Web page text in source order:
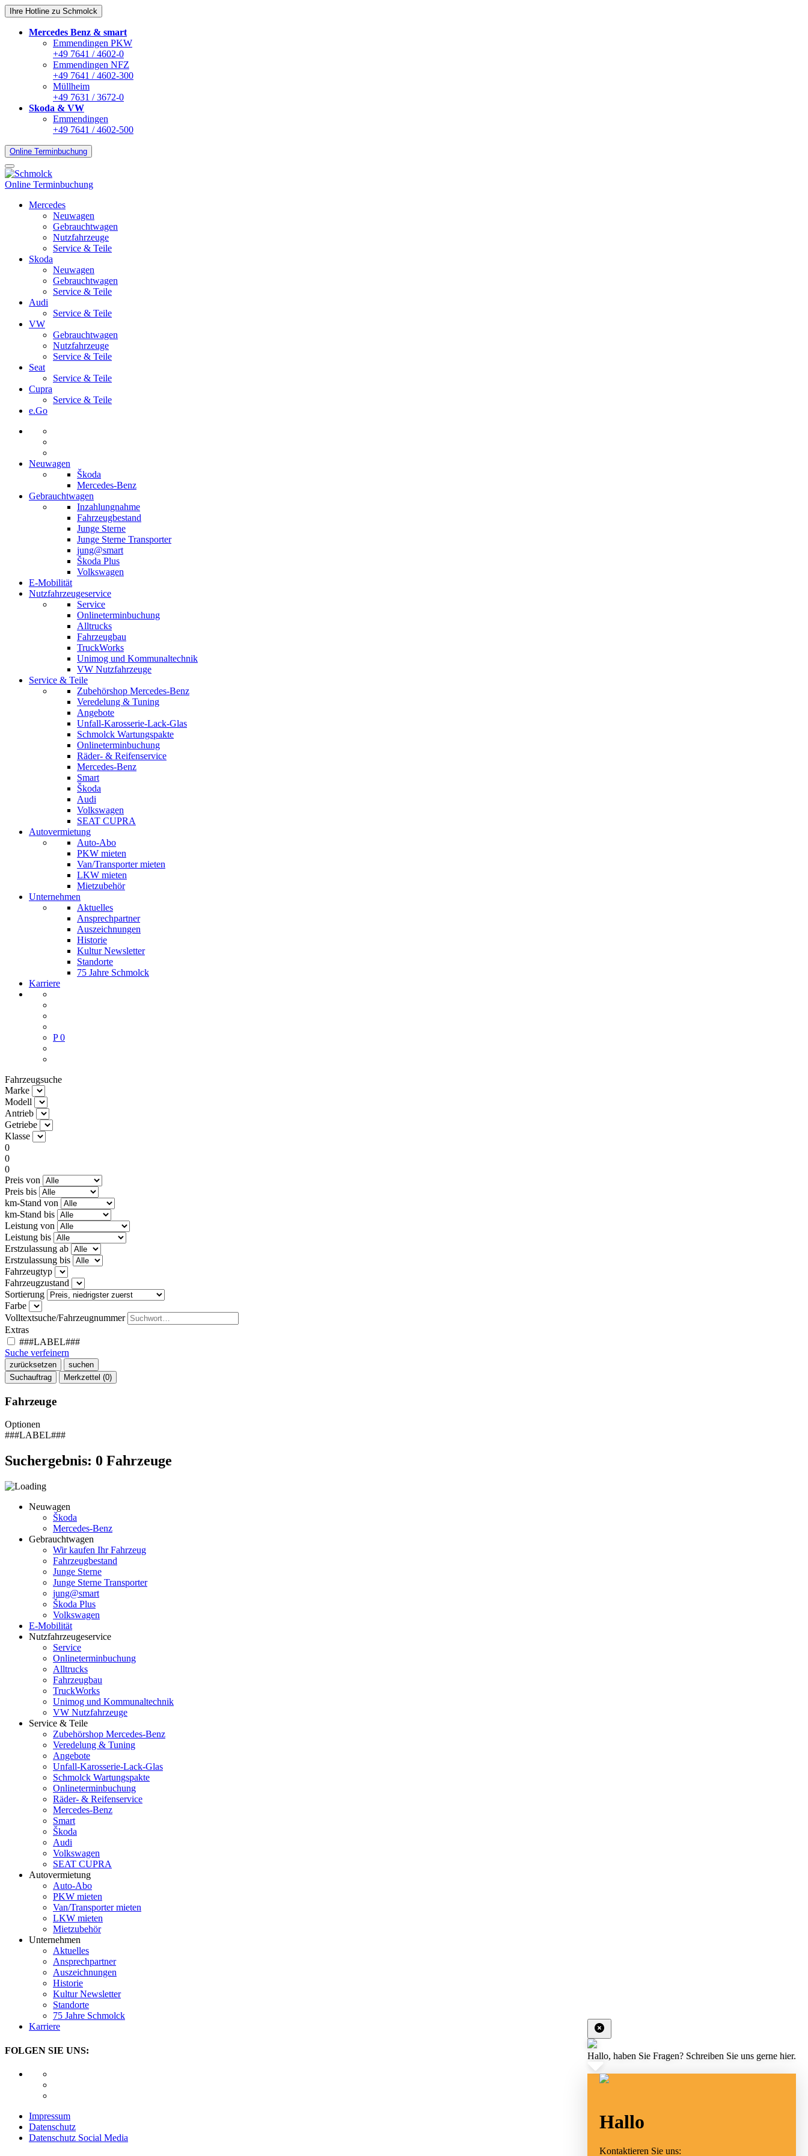
Ihre Hotline zu Schmolck
Mercedes Benz & smart
Emmendingen PKW
+49 7641 / 4602-0
Emmendingen NFZ
+49 7641 / 4602-300
Müllheim
+49 7631 / 3672-0
Skoda & VW
Emmendingen
+49 7641 / 4602-500
Online Terminbuchung
Online Terminbuchung
Mercedes
Neuwagen
Gebrauchtwagen
Nutzfahrzeuge
Service & Teile
Skoda
Neuwagen
Gebrauchtwagen
Service & Teile
Audi
Service & Teile
VW
Gebrauchtwagen
Nutzfahrzeuge
Service & Teile
Seat
Service & Teile
Cupra
Service & Teile
e.Go
Neuwagen
Škoda
Mercedes-Benz
Gebrauchtwagen
Inzahlungnahme
Fahrzeugbestand
Junge Sterne
Junge Sterne Transporter
jung@smart
Škoda Plus
Volkswagen
E-Mobilität
Nutzfahrzeugeservice
Service
Onlineterminbuchung
Alltrucks
Fahrzeugbau
TruckWorks
Unimog und Kommunaltechnik
VW Nutzfahrzeuge
Service & Teile
Zubehörshop Mercedes-Benz
Veredelung & Tuning
Angebote
Unfall-Karosserie-Lack-Glas
Schmolck Wartungspakte
Onlineterminbuchung
Räder- & Reifenservice
Mercedes-Benz
Smart
Škoda
Audi
Volkswagen
SEAT CUPRA
Autovermietung
Auto-Abo
PKW mieten
Van/Transporter mieten
LKW mieten
Mietzubehör
Unternehmen
Aktuelles
Ansprechpartner
Auszeichnungen
Historie
Kultur Newsletter
Standorte
75 Jahre Schmolck
Karriere
P 0
Fahrzeugsuche
Marke
Modell
Antrieb
Getriebe
Klasse
0
0
0
Preis von
Preis bis
km-Stand von
km-Stand bis
Leistung von
Leistung bis
Erstzulassung ab
Erstzulassung bis
Fahrzeugtyp
Fahrzeugzustand
Sortierung
Farbe
Volltextsuche/Fahrzeugnummer
Extras
###LABEL###
Suche verfeinern
zurücksetzen
suchen
Suchauftrag
Merkzettel (0)
Fahrzeuge
Optionen
###LABEL###
Suchergebnis: 0 Fahrzeuge
Neuwagen
Škoda
Mercedes-Benz
Gebrauchtwagen
Wir kaufen Ihr Fahrzeug
Fahrzeugbestand
Junge Sterne
Junge Sterne Transporter
jung@smart
Škoda Plus
Volkswagen
E-Mobilität
Nutzfahrzeugeservice
Service
Onlineterminbuchung
Alltrucks
Fahrzeugbau
TruckWorks
Unimog und Kommunaltechnik
VW Nutzfahrzeuge
Service & Teile
Zubehörshop Mercedes-Benz
Veredelung & Tuning
Angebote
Unfall-Karosserie-Lack-Glas
Schmolck Wartungspakte
Onlineterminbuchung
Räder- & Reifenservice
Mercedes-Benz
Smart
Škoda
Audi
Volkswagen
SEAT CUPRA
Autovermietung
Auto-Abo
PKW mieten
Van/Transporter mieten
LKW mieten
Mietzubehör
Unternehmen
Aktuelles
Ansprechpartner
Auszeichnungen
Historie
Kultur Newsletter
Standorte
75 Jahre Schmolck
Karriere
FOLGEN SIE UNS:
Impressum
Datenschutz
Datenschutz Social Media
Hallo, haben Sie Fragen? Schreiben Sie uns gerne hier.
Hallo
Kontaktieren Sie uns: